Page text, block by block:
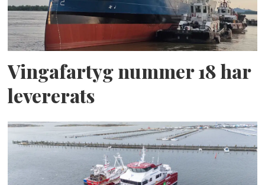
Vingafartyg nummer 18 har
levererats